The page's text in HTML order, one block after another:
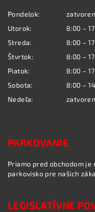
Pondelok:
Utorok:
8:00 –
Streda:
8:00 –
Štvrtok:
8:00 –
Piatok:
8:00 –
Sobota:
8:00 –
Nedeľa:
PARKOVANIE
Priamo pred obchodom je
parkovisko pre našich
LEGISLATÍVNE